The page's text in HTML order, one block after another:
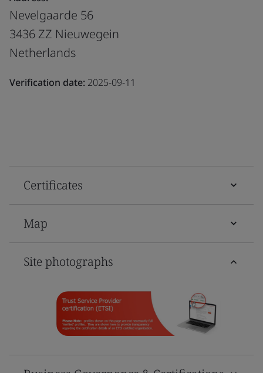
Nevelgaarde 56
3436 ZZ Nieuwegein
Netherlands
Verification date: 2025-09-11
Certificates
Map
Site photographs